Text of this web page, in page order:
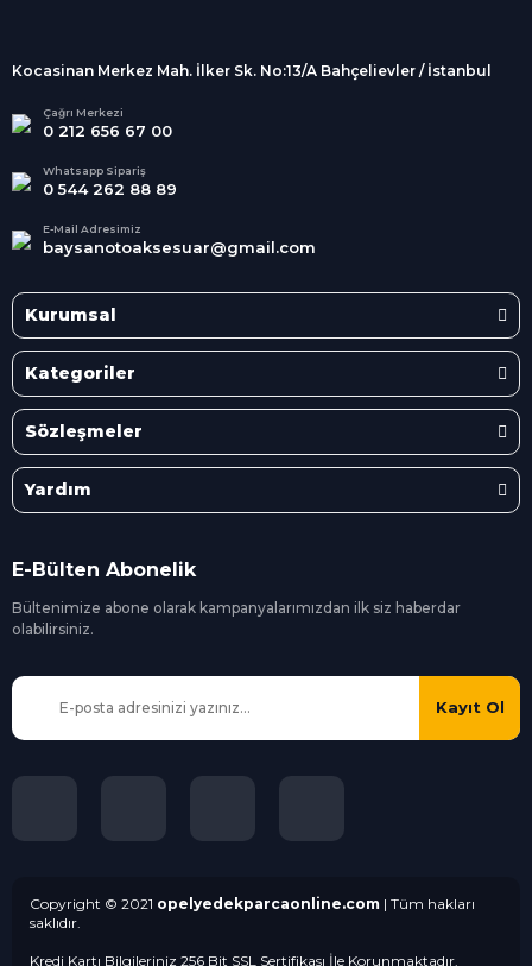
kargolanmaktadır.
Tüm Kredi Kartlarına taksit
seçenekleri
Kocasinan Merkez Mah. İlker Sk. No:13/A Bahçelievler / İstanbul
Çağrı Merkezi
0 212 656 67 00
Whatsapp Sipariş
0 544 262 88 89
E-Mail Adresimiz
baysanotoaksesuar@gmail.com
Kurumsal
Kategoriler
Sözleşmeler
Yardım
E-Bülten Abonelik
Bültenimize abone olarak kampanyalarımızdan ilk siz haberdar
olabilirsiniz.
Kayıt Ol
Copyright © 2021 opelyedekparcaonline.com | Tüm hakları
saklıdır.
Kredi Kartı Bilgileriniz 256 Bit SSL Sertifikası İle Korunmaktadır.